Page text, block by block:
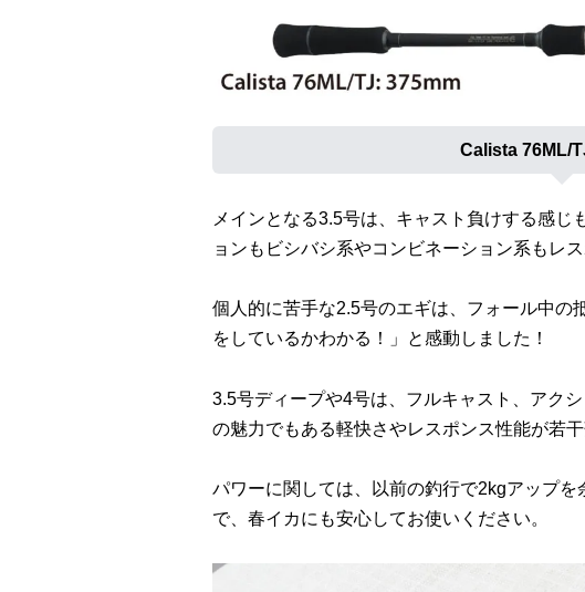
Calista 76ML/
メインとなる3.5号は、キャスト負けする感
ョンもビシバシ系やコンビネーション系もレ
個人的に苦手な2.5号のエギは、フォール中の
をしているかわかる！」と感動しました！
3.5号ディープや4号は、フルキャスト、アク
の魅力でもある軽快さやレスポンス性能が若
パワーに関しては、以前の釣行で2kgアップ
で、春イカにも安心してお使いください。